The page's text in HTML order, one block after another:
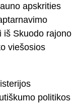
apskrities
iš Skuodo rajono
viešosios
politikos